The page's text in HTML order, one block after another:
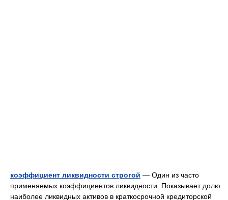
коэффициент ликвидности строгой — Один из часто
применяемых коэффициентов ликвидности. Показывает долю
наиболее ликвидных активов в краткосрочной кредиторской